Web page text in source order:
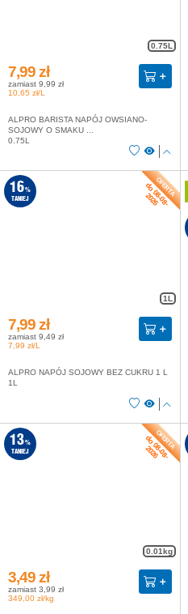
0.75L
7,99 zł
zamiast 9,99 zł
10,65 zł/L
ALPRO BARISTA NAPÓJ OWSIANO-
SOJOWY O SMAKU ...
0.75L
1L
do 08-08-
2026
16%
TANIEJ
7,99 zł
zamiast 9,49 zł
7,99 zł/L
ALPRO NAPÓJ SOJOWY BEZ CUKRU 1 L
1L
0.01kg
do 08-08-
2026
13%
TANIEJ
3,49 zł
zamiast 3,99 zł
349,00 zł/kg